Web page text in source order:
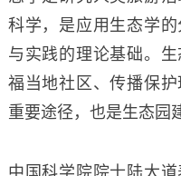
科学，是应用生态学
与实践的理论基础。
福当地社区、传播保
重要途径，也是生态园
中国科学院院士陆大